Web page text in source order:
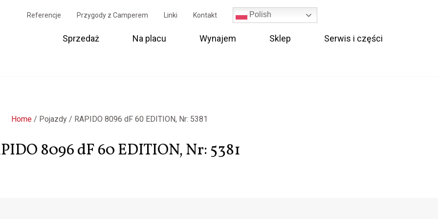
Sprzedaż Na placu Wynajem Sklep Serwis i części
Referencje Przygody z Camperem Linki Kontakt Polish
Home / Pojazdy / RAPIDO 8096 dF 60 EDITION, Nr: 5381
8096 dF 60 EDITION, Nr: 5381